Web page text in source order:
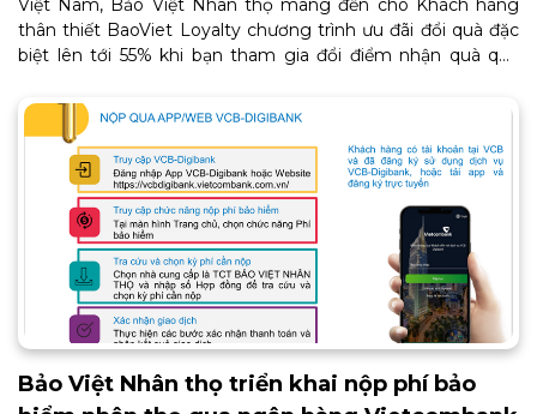
Việt Nam, Bảo Việt Nhân thọ mang đến cho Khách hàng
thân thiết BaoViet Loyalty chương trình ưu đãi đổi quà đặc
biệt lên tới 55% khi bạn tham gia đổi điểm nhận quà qua
Locknlock, Mishio, Xiaomi, Kachi…
Bảo Việt Nhân thọ triển khai nộp phí bảo